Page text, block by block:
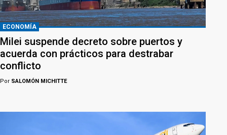
ECONOMÍA
Milei suspende decreto sobre puertos y
acuerda con prácticos para destrabar
conflicto
Por SALOMÓN MICHITTE